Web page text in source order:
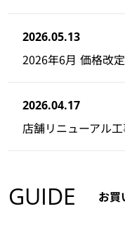
2026.05.13
2026年6月 価格改
2026.04.17
店舗リニューアル
GUIDE お買